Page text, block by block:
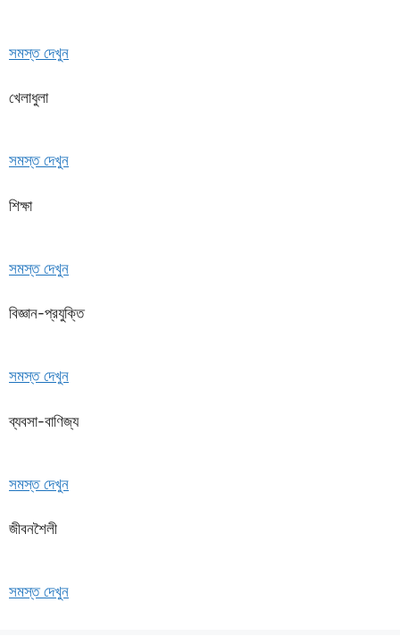
সমস্ত দেখুন
খেলাধুলা
সমস্ত দেখুন
শিক্ষা
সমস্ত দেখুন
বিজ্ঞান-প্রযুক্তি
সমস্ত দেখুন
ব্যবসা-বাণিজ্য
সমস্ত দেখুন
জীবনশৈলী
সমস্ত দেখুন